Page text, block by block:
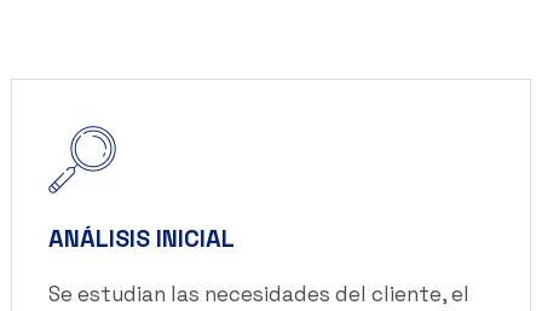
ANÁLISIS INICIAL
Se estudian las necesidades del cliente, el